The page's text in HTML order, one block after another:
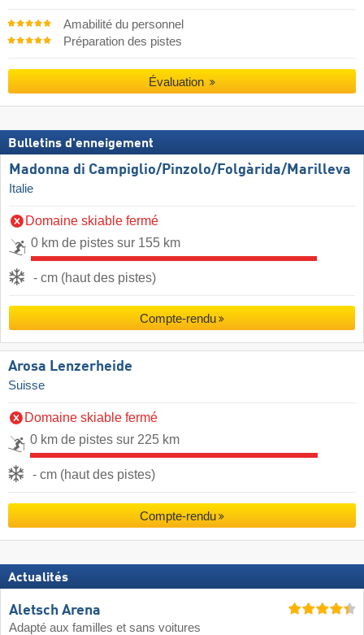
Amabilité du personnel
Préparation des pistes
Évaluation
Bulletins d'enneigement
Madonna di Campiglio/​Pinzolo/​Folgàrida/​Marilleva
Italie
Domaine skiable fermé
0 km de pistes sur 155 km
- cm (haut des pistes)
Compte-rendu
Arosa Lenzerheide
Suisse
Domaine skiable fermé
0 km de pistes sur 225 km
- cm (haut des pistes)
Compte-rendu
Actualités
Aletsch Arena
Adapté aux familles et sans voitures